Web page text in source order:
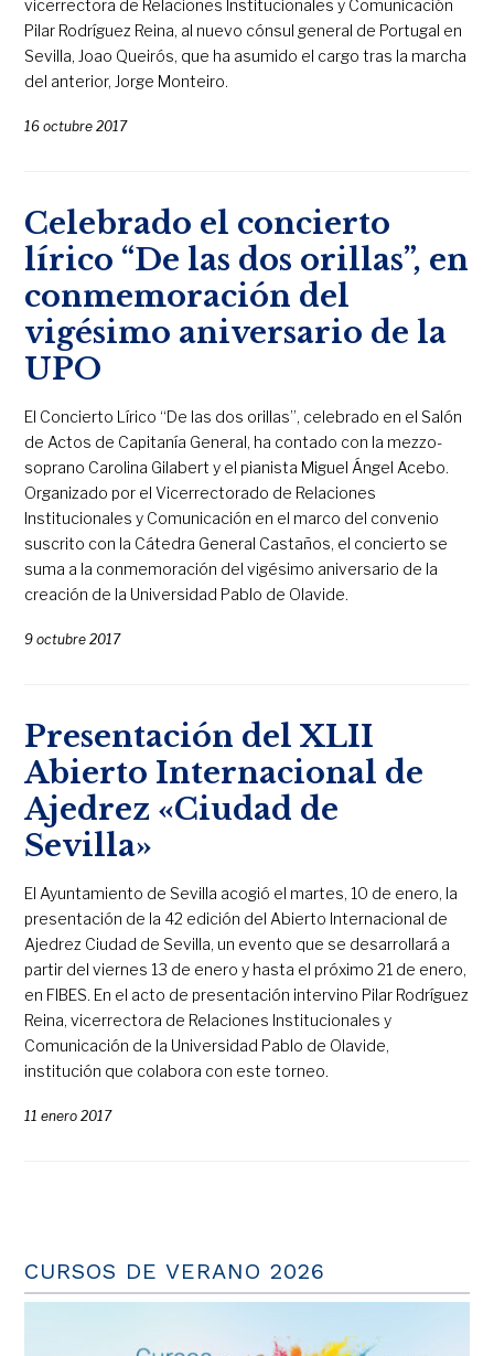
vicerrectora de Relaciones Institucionales y Comunicación
Pilar Rodríguez Reina, al nuevo cónsul general de Portugal en
Sevilla, Joao Queirós, que ha asumido el cargo tras la marcha
del anterior, Jorge Monteiro.
16 octubre 2017
Celebrado el concierto
lírico “De las dos orillas”, en
conmemoración del
vigésimo aniversario de la
UPO
El Concierto Lírico “De las dos orillas”, celebrado en el Salón
de Actos de Capitanía General, ha contado con la mezzo-
soprano Carolina Gilabert y el pianista Miguel Ángel Acebo.
Organizado por el Vicerrectorado de Relaciones
Institucionales y Comunicación en el marco del convenio
suscrito con la Cátedra General Castaños, el concierto se
suma a la conmemoración del vigésimo aniversario de la
creación de la Universidad Pablo de Olavide.
9 octubre 2017
Presentación del XLII
Abierto Internacional de
Ajedrez «Ciudad de
Sevilla»
El Ayuntamiento de Sevilla acogió el martes, 10 de enero, la
presentación de la 42 edición del Abierto Internacional de
Ajedrez Ciudad de Sevilla, un evento que se desarrollará a
partir del viernes 13 de enero y hasta el próximo 21 de enero,
en FIBES. En el acto de presentación intervino Pilar Rodríguez
Reina, vicerrectora de Relaciones Institucionales y
Comunicación de la Universidad Pablo de Olavide,
institución que colabora con este torneo.
11 enero 2017
CURSOS DE VERANO 2026